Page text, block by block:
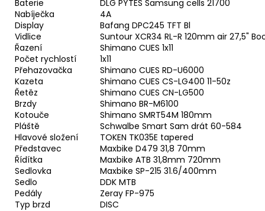
Baterie
DLG PYTES Samsung cells 21700
Nabíječka
4A
Display
Bafang DPC245 TFT Bl
Vidlice
Suntour XCR34 RL-R 120mm air 27,5"
Řazení
Shimano CUES 1x11
Počet rychlostí
1x11
Přehazovačka
Shimano CUES RD-U6000
Kazeta
Shimano CUES CS-LG400 11-50z
Řetěz
Shimano CUES CN-LG500
Brzdy
Shimano BR-M6100
Kotouče
Shimano SMRT54M 180mm
Pláště
Schwalbe Smart Sam drát 60-584
Hlavové složení
TOKEN TK035E tapered
Představec
Maxbike D479 31,8 70mm
Řídítka
Maxbike ATB 31,8mm 720mm
Sedlovka
Maxbike SP-215 31.6/400mm
Sedlo
DDK MTB
Pedály
Zeray FP-975
Typ brzd
DISC